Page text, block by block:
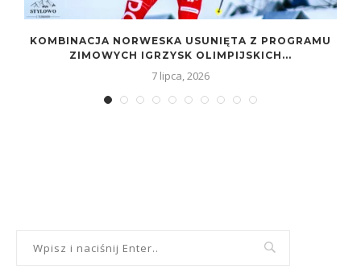
KOMBINACJA NORWESKA USUNIĘTA Z PROGRAMU
ZIMOWYCH IGRZYSK OLIMPIJSKICH...
7 lipca, 2026